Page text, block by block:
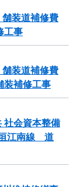
装道補修費
工事
装道補修費
装補修工事
社会資本整備
江南線 道